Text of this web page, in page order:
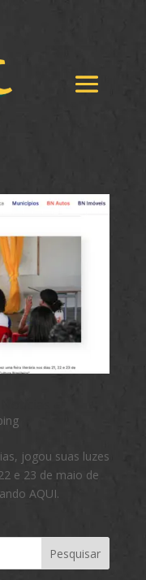
jogou suas luzes
e 23 de maio de
AQUI.
Pesquisar